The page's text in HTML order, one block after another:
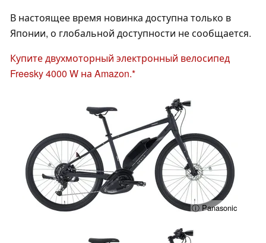
В настоящее время новинка доступна только в
Японии, о глобальной доступности не сообщается.
Купите двухмоторный электронный велосипед
Freesky 4000 W на Amazon.
ⓘ Panasonic